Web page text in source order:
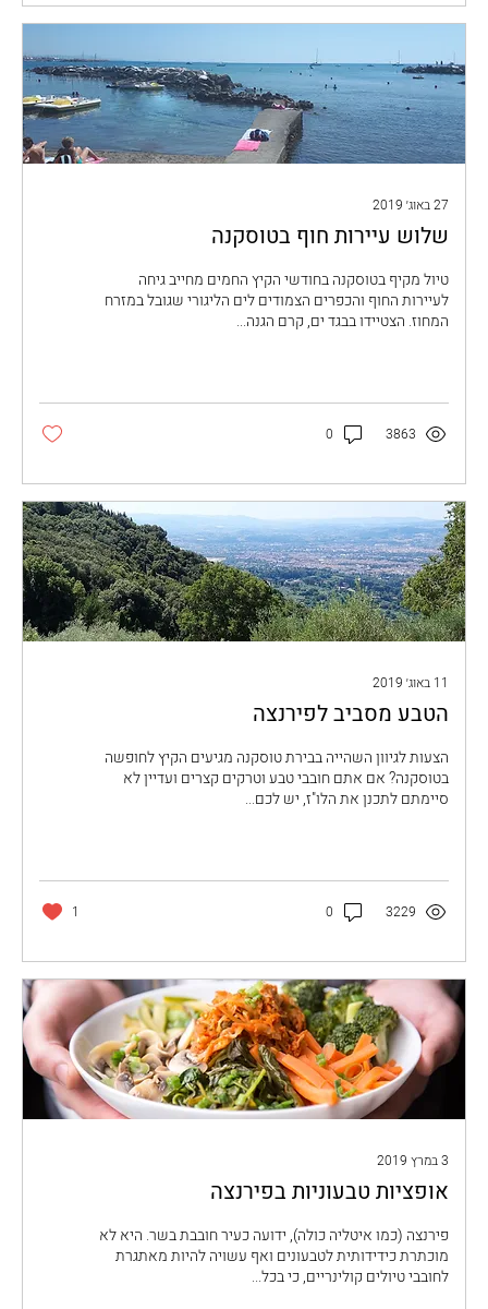
27 באוג׳ 2019
שלוש עיירות חוף בטוסקנה
טיול מקיף בטוסקנה בחודשי הקיץ החמים מחייב גיחה
לעיירות החוף והכפרים הצמודים לים הליגורי שגובל במזרח
המחוז. הצטיידו בבגד ים, קרם הגנה...
3863
0
11 באוג׳ 2019
הטבע מסביב לפירנצה
הצעות לגיוון השהייה בבירת טוסקנה מגיעים הקיץ לחופשה
בטוסקנה? אם אתם חובבי טבע וטרקים קצרים ועדיין לא
סיימתם לתכנן את הלו"ז, יש לכם...
3229
0
1
3 במרץ 2019
אופציות טבעוניות בפירנצה
פירנצה (כמו איטליה כולה), ידועה כעיר חובבת בשר. היא לא
מוכתרת כידידותית לטבעונים ואף עשויה להיות מאתגרת
לחובבי טיולים קולינריים, כי בכל...